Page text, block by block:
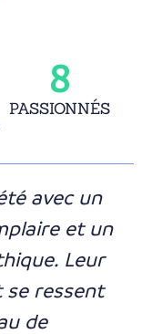
PASSIONNÉS
8
avec un
et un
Leur
ressent
de